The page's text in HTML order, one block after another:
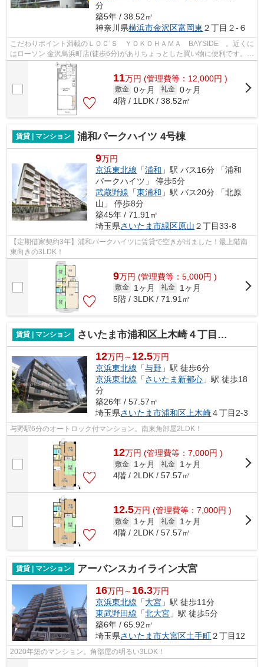
分
築5年 / 38.52㎡
神奈川県横浜市金沢区富岡東 ２丁目２-６
こだわりポイント満載のＬＯＣ’Ｓ ＹＯＫＯＨＡＭＡ BAYSIDE 。近くに
はローソン 金沢鳥浜町店(徒歩6分)がありちょっとした買い物に便利です。
2021年築の物件です。2駅利用可能なの...
11万円 (管理費等：12,000円 )
敷金 0ヶ月 礼金 0ヶ月
4階 / 1LDK / 38.52㎡
賃貸 | マンション 浦和パークハイツ 4号棟
9万円
京浜東北線 「浦和 」駅 バス16分 「浦和
パークハイツ」 停歩5分
武蔵野線 「東浦和 」駅 バス20分 「北原
山」 停歩8分
築45年 / 71.91㎡
埼玉県さいたま市緑区原山 ２丁目33-8
【定期借家契約3年】浦和パークハイツに賃貸で空きが出ました！最上階南
東向きの3LDK！
9万円 (管理費等：5,000円 )
敷金 1ヶ月 礼金
1ヶ月
5階 / 3LDK / 71.91㎡
賃貸 | マンション さいたま市浦和区上木崎４丁目のマンション
12万円～ 12.5万円
京浜東北線 「与野 」駅 徒歩6分
京浜東北線 「さいたま新都心 」駅 徒歩18
分
築26年 / 57.57㎡
埼玉県さいたま市浦和区 上木崎４丁目2-3
与野駅6分のオートロック付マンション。南東角部屋2LDK！
12万円 (管理費等：7,000円 )
敷金 1ヶ月 礼金
1ヶ月
4階 / 2LDK / 57.57㎡
12.5万円 (管理費等：7,000円 )
敷金 1ヶ月 礼金
1ヶ月
4階 / 2LDK / 57.57㎡
賃貸 | マンション アーバンスカイライン大宮
16万円～ 16.3万円
京浜東北線 「大宮 」駅 徒歩11分
東武野田線 「北大宮 」駅 徒歩5分
築6年 / 65.92㎡
埼玉県さいたま市大宮区土手町２丁目12
2020年築のマンション。角部屋の明るい3LDK！